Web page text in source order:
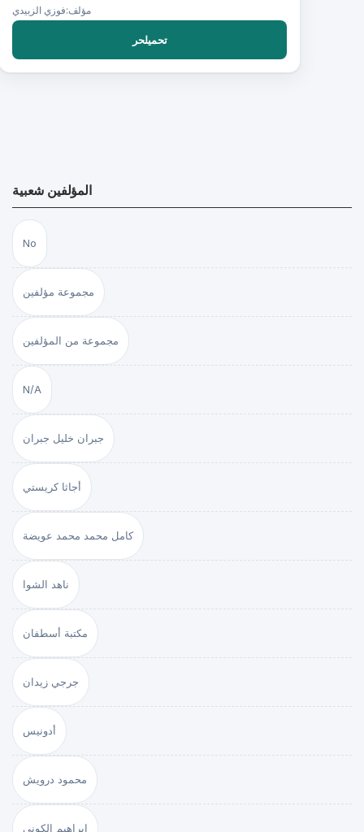
مؤلف:فوزي الزبيدي
تحميلحر
المؤلفين شعبية
No
مجموعة مؤلفين
مجموعة من المؤلفين
N/A
جبران خليل جبران
أجاثا كريستي
كامل محمد محمد عويضة
ناهد الشوا
مكتبة أسطفان
جرجي زيدان
أدونيس
محمود درويش
إبراهيم الكوني